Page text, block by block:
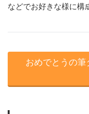
などでお好きな様に構
おめでとうの筆